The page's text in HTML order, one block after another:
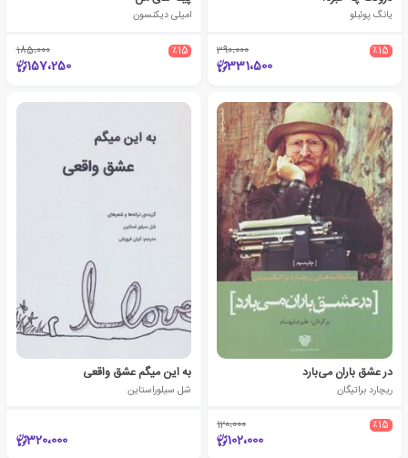
یانگ پوئبلو
٪15 390،000
331،500
امیلی دیکنسون
٪15 185،000
157،250
در عشق باران می‌بارد
ریچارد براتیگان
٪15 120،000
102،000
به این میگم عشق واقعی
شل سیلوراستاین
320،000